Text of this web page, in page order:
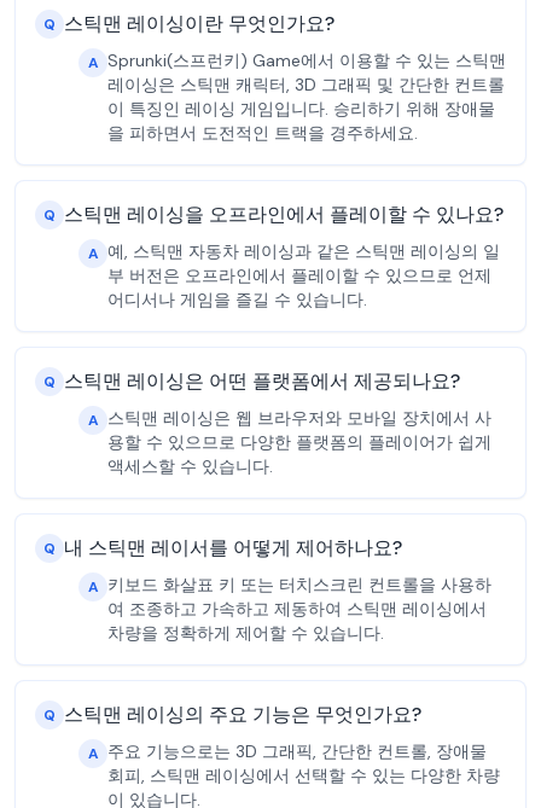
Q 스틱맨 레이싱이란 무엇인가요?
A Sprunki(스프런키) Game에서 이용할 수 있는 스틱맨
레이싱은 스틱맨 캐릭터, 3D 그래픽 및 간단한 컨트롤
이 특징인 레이싱 게임입니다. 승리하기 위해 장애물
을 피하면서 도전적인 트랙을 경주하세요.
Q 스틱맨 레이싱을 오프라인에서 플레이할 수 있나요?
A 예, 스틱맨 자동차 레이싱과 같은 스틱맨 레이싱의 일
부 버전은 오프라인에서 플레이할 수 있으므로 언제
어디서나 게임을 즐길 수 있습니다.
Q 스틱맨 레이싱은 어떤 플랫폼에서 제공되나요?
A 스틱맨 레이싱은 웹 브라우저와 모바일 장치에서 사
용할 수 있으므로 다양한 플랫폼의 플레이어가 쉽게
액세스할 수 있습니다.
Q 내 스틱맨 레이서를 어떻게 제어하나요?
A 키보드 화살표 키 또는 터치스크린 컨트롤을 사용하
여 조종하고 가속하고 제동하여 스틱맨 레이싱에서
차량을 정확하게 제어할 수 있습니다.
Q 스틱맨 레이싱의 주요 기능은 무엇인가요?
A 주요 기능으로는 3D 그래픽, 간단한 컨트롤, 장애물
회피, 스틱맨 레이싱에서 선택할 수 있는 다양한 차량
이 있습니다.